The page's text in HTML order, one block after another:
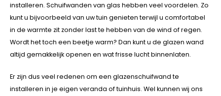
installeren. Schuifwanden van glas hebben veel voordelen. Zo
kunt u bijvoorbeeld van uw tuin genieten terwijl u comfortabel
in de warmte zit zonder last te hebben van de wind of regen.
Wordt het toch een beetje warm? Dan kunt u de glazen wand
altijd gemakkelijk openen en wat frisse lucht binnenlaten.
Er zijn dus veel redenen om een glazenschuifwand te
installeren in je eigen veranda of tuinhuis. Wel kunnen wij ons